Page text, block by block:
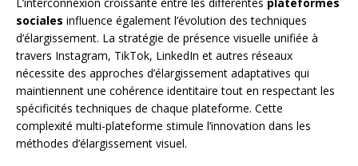
sociales influence également l’évolution des techniques
d’élargissement. La stratégie de présence visuelle unifiée à
travers Instagram, TikTok, LinkedIn et autres réseaux
nécessite des approches d’élargissement adaptatives qui
maintiennent une cohérence identitaire tout en respectant les
spécificités techniques de chaque plateforme. Cette
complexité multi-plateforme stimule l’innovation dans les
méthodes d’élargissement visuel.